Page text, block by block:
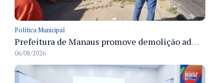
Política Municipal
Prefeitura de Manaus promove demolição administrativa de cinco estruturas que ocupavam calçada pública
06/08/2026